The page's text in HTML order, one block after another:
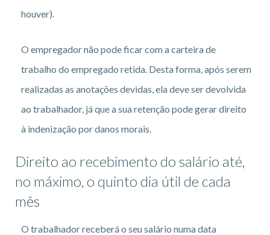
houver).
O empregador não pode ficar com a carteira de
trabalho do empregado retida. Desta forma, após serem
realizadas as anotações devidas, ela deve ser devolvida
ao trabalhador, já que a sua retenção pode gerar direito
à indenização por danos morais.
Direito ao recebimento do salário até,
no máximo, o quinto dia útil de cada
mês
O trabalhador receberá o seu salário numa data